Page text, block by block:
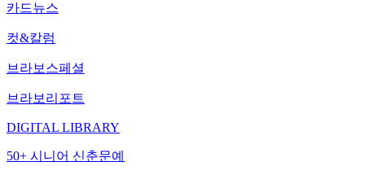
카드뉴스
컷&칼럼
브라보스페셜
브라보리포트
DIGITAL LIBRARY
50+ 시니어 신춘문예